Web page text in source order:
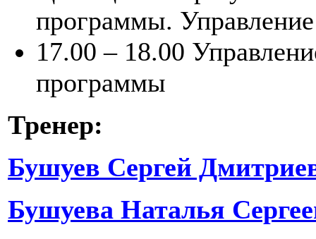
программы.
17.00 – 18.00
программы
Тренер:
Бушуев Сергей
Бушуева Наталья